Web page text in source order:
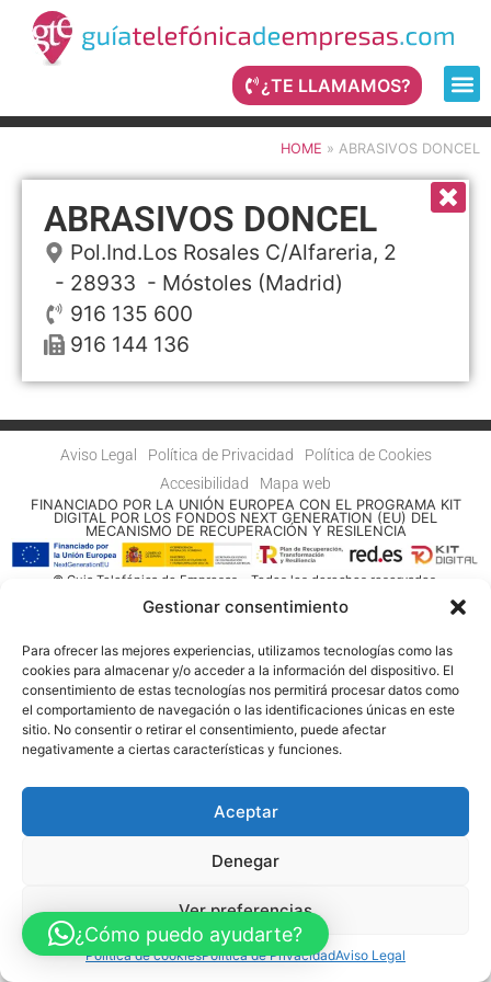
Gestionar consentimiento
Para ofrecer las mejores experiencias, utilizamos tecnologías como las
cookies para almacenar y/o acceder a la información del dispositivo. El
consentimiento de estas tecnologías nos permitirá procesar datos como
el comportamiento de navegación o las identificaciones únicas en este
sitio. No consentir o retirar el consentimiento, puede afectar
negativamente a ciertas características y funciones.
Aceptar
Denegar
Ver preferencias
Política de cookiesPolítica de PrivacidadAviso Legal
¿TE LLAMAMOS?
HOME » ABRASIVOS DONCEL
ABRASIVOS DONCEL
Pol.Ind.Los Rosales C/Alfareria, 2
- 28933 - Móstoles (Madrid)
916 135 600
916 144 136
Aviso Legal Política de Privacidad
Política de Cookies
Accesibilidad
Mapa web
FINANCIADO POR LA UNIÓN EUROPEA CON EL PROGRAMA KIT
DIGITAL POR LOS FONDOS NEXT GENERATION (EU) DEL
MECANISMO DE RECUPERACIÓN Y RESILENCIA
© Guia Telefónica de Empresas – Todos los derechos reservados.
¿Cómo puedo ayudarte?